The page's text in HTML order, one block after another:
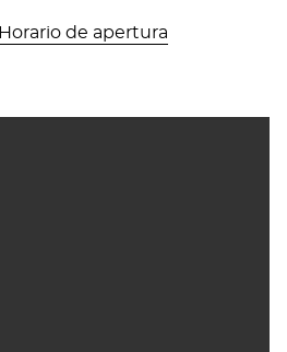
Horario de apertura